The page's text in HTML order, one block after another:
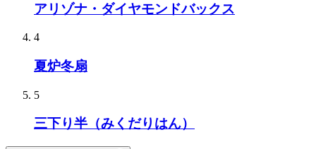
アリゾナ・ダイヤモンドバックス
4
夏炉冬扇
5
三下り半（みくだりはん）